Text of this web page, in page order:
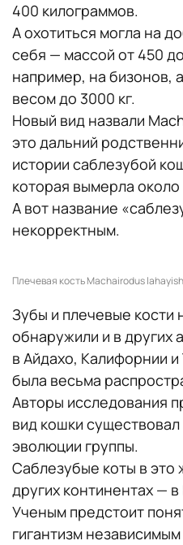
400 килограммов.
А охотиться могла на
себя — массой от 450
например, на бизонов,
весом до 3000 кг.
Новый вид назвали
это дальний
истории саблезубой
которая вымерла около
А вот название
некорректным.
Плечевая кость Machairodus
Зубы и плечевые кости
обнаружили и в других
в Айдахо, Калифорнии
была весьма
Авторы исследования
вид кошки
эволюции группы.
Саблезубые коты в это
других континентах —
Ученым предстоит
гигантизм